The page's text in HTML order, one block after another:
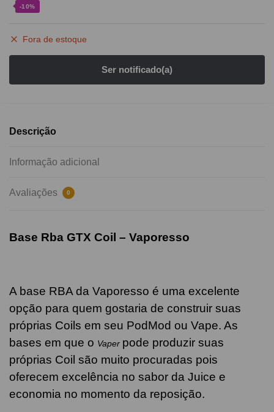
-10%
Fora de estoque
Descrição
Informação adicional
Avaliações 0
Base Rba GTX Coil – Vaporesso
A base RBA da Vaporesso é uma excelente
opção para quem gostaria de construir suas
próprias Coils em seu PodMod ou Vape. As
bases em que o Vaper pode produzir suas
próprias Coil são muito procuradas pois
oferecem excelência no sabor da Juice e
economia no momento da reposição.